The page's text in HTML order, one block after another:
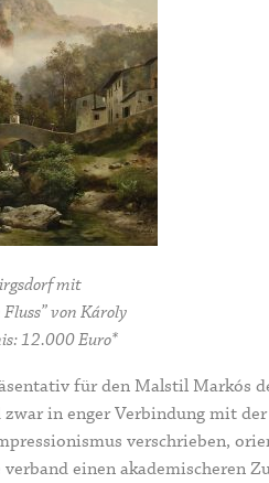
mit
von Károly
12.000 Euro*
für den Malstil Markós
zwar in enger Verbindung mit
verschrieben,
verband einen akademischeren